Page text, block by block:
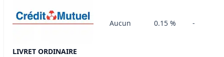
LIVRET ORDINAIRE
Aucun 0.15 % -